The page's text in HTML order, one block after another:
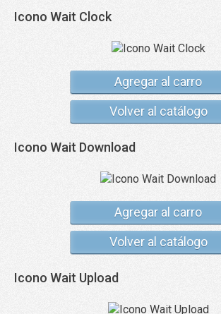
Icono Wait Clock
Agregar al carro
Volver al catálogo
Icono Wait Download
Agregar al carro
Volver al catálogo
Icono Wait Upload